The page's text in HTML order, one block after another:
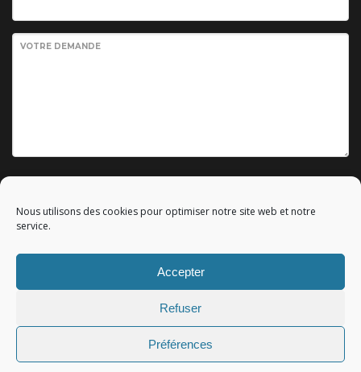
Nous utilisons des cookies pour optimiser notre site web et notre
service.
Accepter
Refuser
Préférences
VOTRE DEMANDE
Mentions légales|All rights reserved - Tous droits